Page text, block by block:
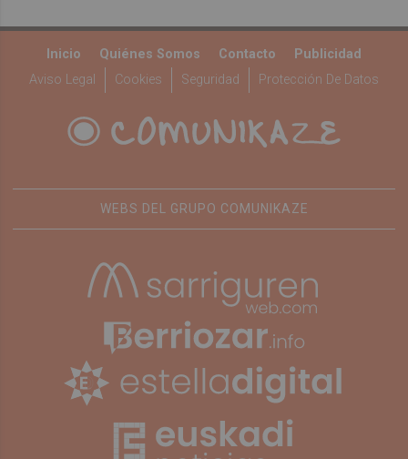
Inicio Quiénes Somos Contacto
Publicidad
Aviso Legal
Cookies Seguridad Protección De Datos
WEBS DEL GRUPO COMUNIKAZE